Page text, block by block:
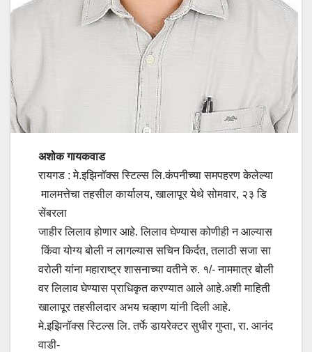
अशोक गायकवाड
रायगड : मे.इझिनॉक्स स्टिल्स लि.कंपनीच्या समपहरण केलेल्या
मालमत्तेचा तहसील कार्यालय, खालापूर येथे सोमवार, २३ डि
सेंबरला
जाहीर लिलाव होणार आहे. लिलाव घेण्यास कोणीही न आल्यास
किंवा योग्य बोली न लागल्यास सचिन किर्दत, तलाठी सजा सा
वरोली यांना महाराष्ट्र शासनाच्या वतीने रु. १/- नाममात्र बोली
वर लिलाव घेण्यास प्राधिकृत करण्यात आले आहे.अशी माहिती
खालापूर तहसीलदार अभय चव्हाण यांनी दिली आहे.
मे.इझिनॉक्स स्टिल्स लि. तर्फे डायरेक्टर सुधीर गुप्ता, रा. आनंद
वाडी-